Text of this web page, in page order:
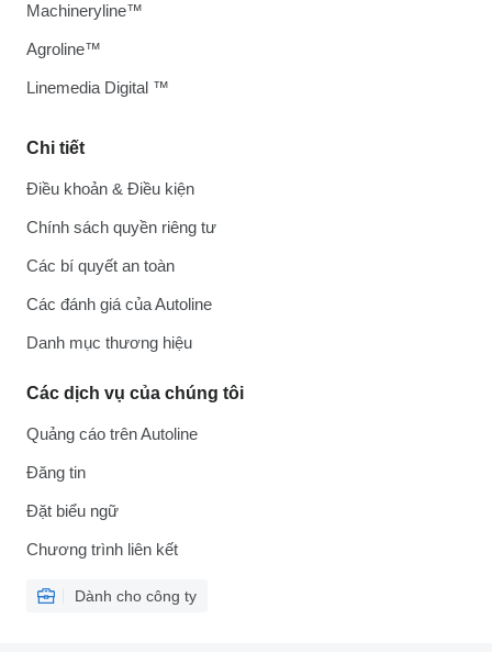
Chi tiết
Điều khoản & Điều kiện
Chính sách quyền riêng tư
Các bí quyết an toàn
Các đánh giá của Autoline
Danh mục thương hiệu
Các dịch vụ của chúng tôi
Quảng cáo trên Autoline
Đăng tin
Đặt biểu ngữ
Chương trình liên kết
Dành cho công ty
Machineryline™
Agroline™
Linemedia Digital ™